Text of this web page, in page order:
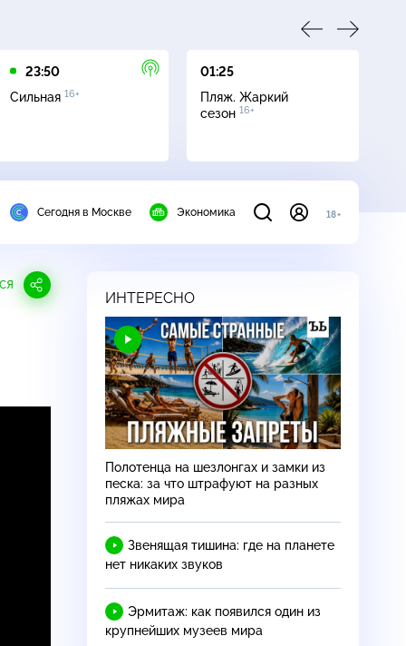
23:50
Сильная 16+
01:25
Пляж. Жаркий
сезон 16+
Сегодня в Москве Экономика 18+
ИНТЕРЕСНО
Полотенца на шезлонгах и замки из
песка: за что штрафуют на разных
пляжах мира
Звенящая тишина: где на планете
нет никаких звуков
Эрмитаж: как появился один из
крупнейших музеев мира